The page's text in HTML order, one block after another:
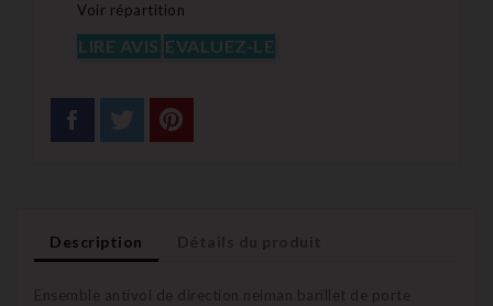
Voir répartition
LIRE AVIS EVALUEZ-LE
Description
Ensemble antivol de direction neiman barillet de porte